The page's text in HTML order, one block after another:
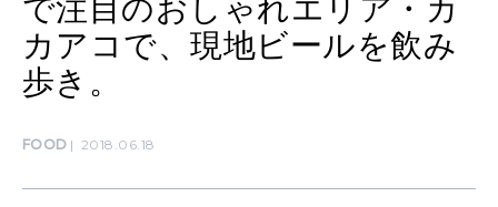
MAMA
ママもいろいろ
で注目のおしゃれエリア・カ
カアコで、現地ビールを飲み
歩き。
FOOD 2018.06.18